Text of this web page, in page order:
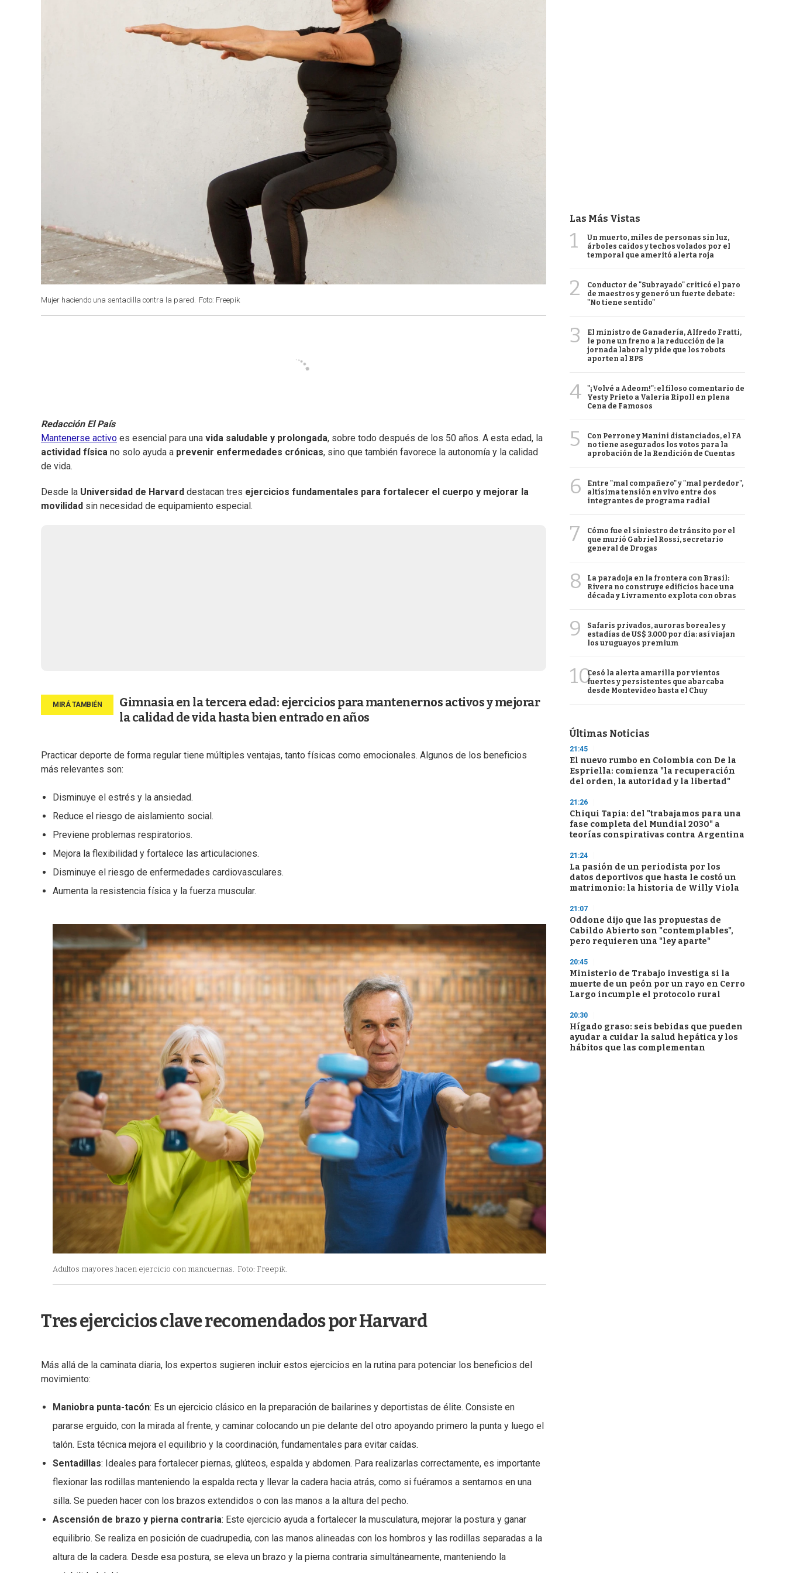
Mujer haciendo una sentadilla contra la pared. Foto: Freepik
Redacción El País
Mantenerse activo es esencial para una vida saludable y prolongada, sobre todo después de los 50 años. A esta edad, la
actividad física no solo ayuda a prevenir enfermedades crónicas, sino que también favorece la autonomía y la calidad
de vida.
Desde la Universidad de Harvard destacan tres ejercicios fundamentales para fortalecer el cuerpo y mejorar la
movilidad sin necesidad de equipamiento especial.
Gimnasia en la tercera edad: ejercicios para mantenernos activos y mejorar
la calidad de vida hasta bien entrado en años
Practicar deporte de forma regular tiene múltiples ventajas, tanto físicas como emocionales. Algunos de los beneficios
más relevantes son:
Disminuye el estrés y la ansiedad.
Reduce el riesgo de aislamiento social.
Previene problemas respiratorios.
Mejora la flexibilidad y fortalece las articulaciones.
Disminuye el riesgo de enfermedades cardiovasculares.
Aumenta la resistencia física y la fuerza muscular.
Adultos mayores hacen ejercicio con mancuernas. Foto: Freepik.
Tres ejercicios clave recomendados por Harvard
Más allá de la caminata diaria, los expertos sugieren incluir estos ejercicios en la rutina para potenciar los beneficios del
movimiento:
Maniobra punta-tacón: Es un ejercicio clásico en la preparación de bailarines y deportistas de élite. Consiste en
pararse erguido, con la mirada al frente, y caminar colocando un pie delante del otro apoyando primero la punta y luego el
talón. Esta técnica mejora el equilibrio y la coordinación, fundamentales para evitar caídas.
Sentadillas: Ideales para fortalecer piernas, glúteos, espalda y abdomen. Para realizarlas correctamente, es importante
flexionar las rodillas manteniendo la espalda recta y llevar la cadera hacia atrás, como si fuéramos a sentarnos en una
silla. Se pueden hacer con los brazos extendidos o con las manos a la altura del pecho.
Ascensión de brazo y pierna contraria: Este ejercicio ayuda a fortalecer la musculatura, mejorar la postura y ganar
equilibrio. Se realiza en posición de cuadrupedia, con las manos alineadas con los hombros y las rodillas separadas a la
altura de la cadera. Desde esa postura, se eleva un brazo y la pierna contraria simultáneamente, manteniendo la
Las Más Vistas
1
Un muerto, miles de personas sin luz,
árboles caídos y techos volados por el
temporal que ameritó alerta roja
2
Conductor de "Subrayado" criticó el paro
de maestros y generó un fuerte debate:
"No tiene sentido"
3
El ministro de Ganadería, Alfredo Fratti,
le pone un freno a la reducción de la
jornada laboral y pide que los robots
aporten al BPS
4
"¡Volvé a Adeom!": el filoso comentario de
Yesty Prieto a Valeria Ripoll en plena
Cena de Famosos
5
Con Perrone y Manini distanciados, el FA
no tiene asegurados los votos para la
aprobación de la Rendición de Cuentas
6
Entre "mal compañero" y "mal perdedor",
altísima tensión en vivo entre dos
integrantes de programa radial
7
Cómo fue el siniestro de tránsito por el
que murió Gabriel Rossi, secretario
general de Drogas
8
La paradoja en la frontera con Brasil:
Rivera no construye edificios hace una
década y Livramento explota con obras
9
Safaris privados, auroras boreales y
estadías de US$ 3.000 por día: así viajan
los uruguayos premium
10Cesó la alerta amarilla por vientos
fuertes y persistentes que abarcaba
desde Montevideo hasta el Chuy
Últimas Noticias
21:45
El nuevo rumbo en Colombia con De la
Espriella: comienza "la recuperación
del orden, la autoridad y la libertad"
21:26
Chiqui Tapia: del "trabajamos para una
fase completa del Mundial 2030" a
teorías conspirativas contra Argentina
21:24
La pasión de un periodista por los
datos deportivos que hasta le costó un
matrimonio: la historia de Willy Viola
21:07
Oddone dijo que las propuestas de
Cabildo Abierto son "contemplables",
pero requieren una "ley aparte"
20:45
Ministerio de Trabajo investiga si la
muerte de un peón por un rayo en Cerro
Largo incumple el protocolo rural
20:30
Hígado graso: seis bebidas que pueden
ayudar a cuidar la salud hepática y los
hábitos que las complementan